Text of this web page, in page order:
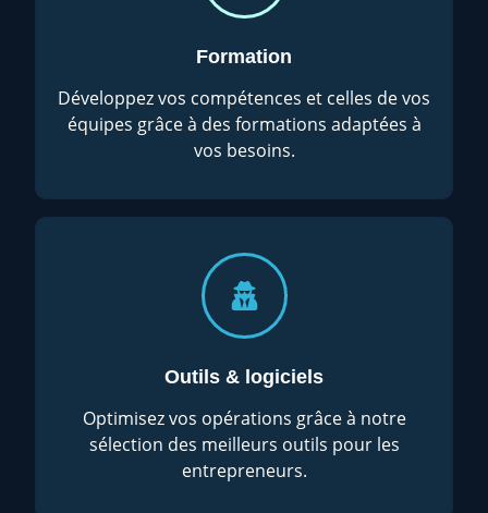
Formation
Développez vos compétences et celles de vos
équipes grâce à des formations adaptées à
vos besoins.
Outils & logiciels
Optimisez vos opérations grâce à notre
sélection des meilleurs outils pour les
entrepreneurs.